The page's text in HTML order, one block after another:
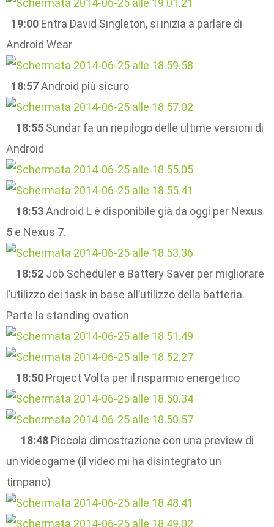
19:00 Entra David Singleton, si inizia a parlare di
Android Wear
18:57Android più sicuro
18:55 Sundar fa un riepilogo delle ultime versioni di
Android
18:53Android L è disponibile già da oggi per Nexus
5 e Nexus 7.
18:52 Job Scheduler e Battery Saver per migliorare
l’utilizzo dei task in base all’utilizzo della batteria.
Parte la standing ovation
18:50 Project Volta per il risparmio energetico
18:48 Piccola dimostrazione con una preview di
un videogame (il video mi ha disintegrato un
timpano)